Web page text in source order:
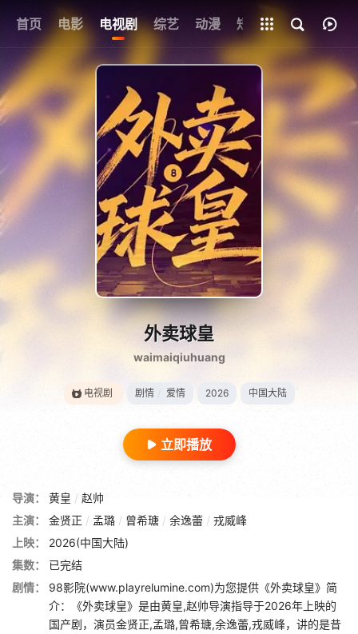
首页 电影 电视剧 综艺 动漫 短剧
全部影片
外卖球皇
waimaiqiuhuang
电视剧 剧情 爱情 2026 中国大陆
立即播放
导演： 黄皇 / 赵帅
主演：
金贤正 / 孟璐 / 曾希瑭 / 余逸蕾 / 戎威峰
上映：
2026(中国大陆)
集数：
已完结
剧情：
98影院(www.playrelumine.com)为您提供《外卖球皇》简
介：《外卖球皇》是由黄皇,赵帅导演指导于2026年上映的
国产剧，演员金贤正,孟璐,曾希瑭,余逸蕾,戎威峰，讲的是昔